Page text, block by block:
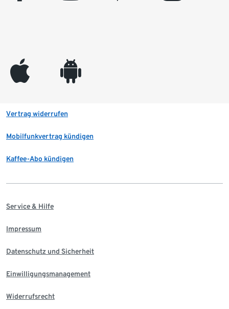
appleinc android
Vertrag widerrufen
Mobilfunkvertrag kündigen
Kaffee-Abo kündigen
Service & Hilfe
Impressum
Datenschutz und Sicherheit
Einwilligungsmanagement
Widerrufsrecht